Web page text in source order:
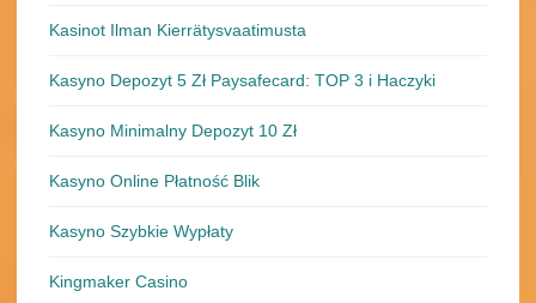
Kasinot Ilman Kierrätysvaatimusta
Kasyno Depozyt 5 Zł Paysafecard: TOP 3 i Haczyki
Kasyno Minimalny Depozyt 10 Zł
Kasyno Online Płatność Blik
Kasyno Szybkie Wypłaty
Kingmaker Casino